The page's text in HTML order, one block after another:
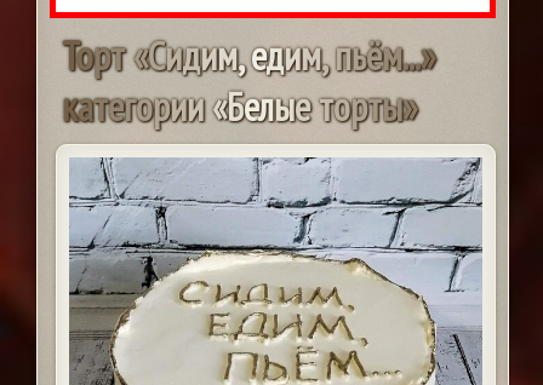
Торт«Сидим,едим,пьём...»
категории«Белыеторты»